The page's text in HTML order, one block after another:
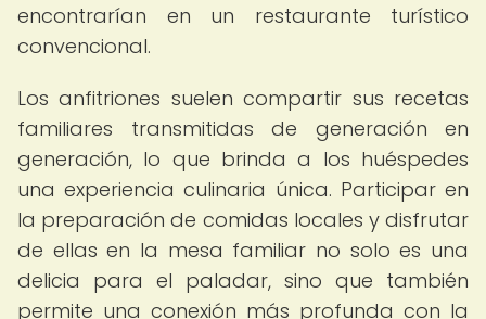
encontrarían en un restaurante turístico
convencional.
Los anfitriones suelen compartir sus recetas
familiares transmitidas de generación en
generación, lo que brinda a los huéspedes
una experiencia culinaria única. Participar en
la preparación de comidas locales y disfrutar
de ellas en la mesa familiar no solo es una
delicia para el paladar, sino que también
permite una conexión más profunda con la